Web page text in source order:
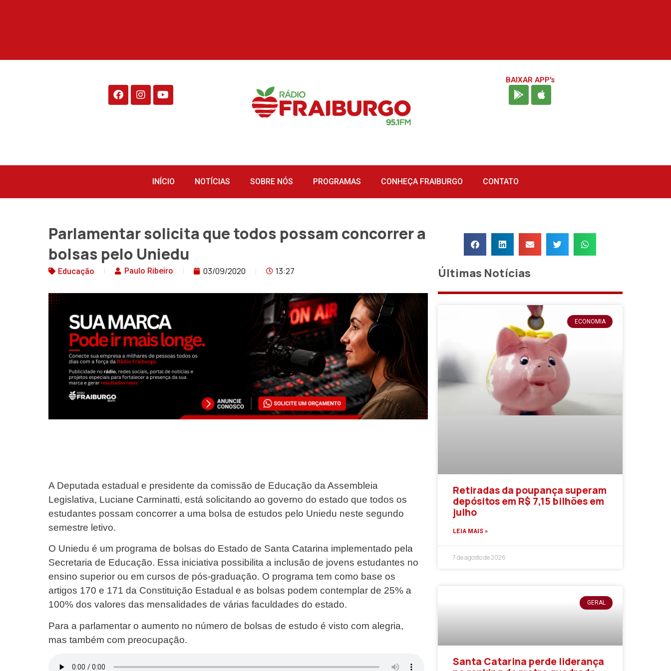
BAIXAR APP's
INÍCIO NOTÍCIAS SOBRE NÓS PROGRAMAS CONHEÇA FRAIBURGO CONTATO
Parlamentar solicita que todos possam concorrer a
bolsas pelo Uniedu
Educação Paulo Ribeiro 03/09/2020 13:27
A Deputada estadual e presidente da comissão de Educação da Assembleia
Legislativa, Luciane Carminatti, está solicitando ao governo do estado que todos os
estudantes possam concorrer a uma bolsa de estudos pelo Uniedu neste segundo
semestre letivo.
O Uniedu é um programa de bolsas do Estado de Santa Catarina implementado pela
Secretaria de Educação. Essa iniciativa possibilita a inclusão de jovens estudantes no
ensino superior ou em cursos de pós-graduação. O programa tem como base os
artigos 170 e 171 da Constituição Estadual e as bolsas podem contemplar de 25% a
100% dos valores das mensalidades de várias faculdades do estado.
Para a parlamentar o aumento no número de bolsas de estudo é visto com alegria,
mas também com preocupação.
Últimas Notícias
ECONOMIA
Retiradas da poupança superam
depósitos em R$ 7,15 bilhões em
julho
LEIA MAIS »
7 de agosto de 2026
GERAL
Santa Catarina perde liderança